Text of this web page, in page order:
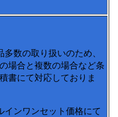
数の取り扱いのため、
場合と複数の場合など条
書にて対応しておりま
インワンセット価格にて